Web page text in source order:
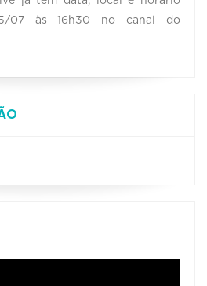
07 às 16h30 no canal do